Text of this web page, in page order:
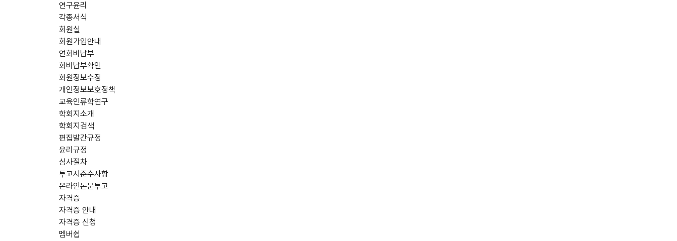
연구윤리
각종서식
회원실
회원가입안내
연회비납부
회비납부확인
회원정보수정
개인정보보호정책
교육인류학연구
학회지소개
학회지검색
편집발간규정
윤리규정
심사절차
투고시준수사항
온라인논문투고
자격증
자격증 안내
자격증 신청
멤버쉽